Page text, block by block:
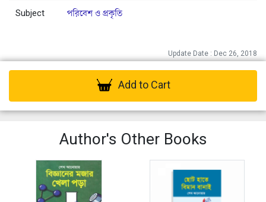
Subject পরিবেশ ও প্রকৃতি
Update Date : Dec 26, 2018
Add to Cart
Author's Other Books